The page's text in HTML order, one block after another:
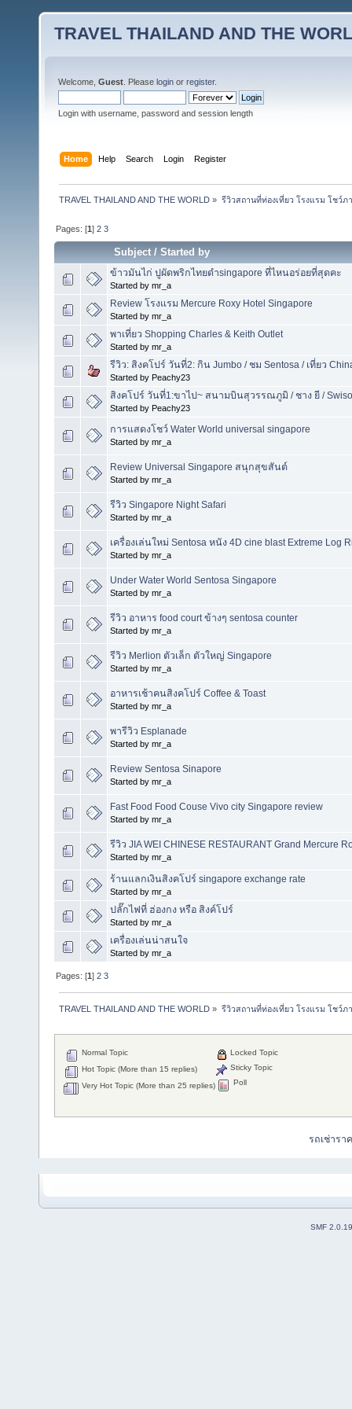
TRAVEL THAILAND AND THE
Welcome, Guest . Please login or register.
Login with username, password and session length
Home Help Search Login Register
TRAVEL THAILAND AND THE WORLD » รีวิวสถานที่ท่องเที่ยว โรงแรม โชว์ภ
Pages: [1]2 3
Subject/Started by
ข้าวมันไก่ ปูผัดพริกไทยดำsingapore ที่ไหนอร่อยที่สุดคะ
Started by mr_a
Review โรงแรม Mercure Roxy Hotel Singapore
Started by mr_a
พาเที่ยว Shopping Charles & Keith Outlet
Started by mr_a
รีวิว: สิงคโปร์ วันที่2: กิน Jumbo / ชม Sentosa / เที่ยว
Started by Peachy23
สิงคโปร์ วันที่1:ขาไป~ สนามบินสุวรรณภูมิ / ชาง ยี /
Started by Peachy23
การแสดงโชว์ Water World universal singapore
Started by mr_a
Review Universal Singapore สนุกสุขสันต์
Started by mr_a
รีวิว Singapore Night Safari
Started by mr_a
เครื่องเล่นใหม่ Sentosa หนัง 4D cine blast Extreme Log
Started by mr_a
Under Water World Sentosa Singapore
Started by mr_a
รีวิว อาหาร food court ข้างๆ sentosa counter
Started by mr_a
รีวิว Merlion ตัวเล็ก ตัวใหญ่ Singapore
Started by mr_a
อาหารเช้าคนสิงคโปร์ Coffee & Toast
Started by mr_a
พารีวิว Esplanade
Started by mr_a
Review Sentosa Sinapore
Started by mr_a
Fast Food Food Couse Vivo city Singapore review
Started by mr_a
รีวิว JIA WEI CHINESE RESTAURANT Grand Mercure
Started by mr_a
ร้านแลกเงินสิงคโปร์ singapore exchange rate
Started by mr_a
ปลั๊กไฟที่ ฮ่องกง หรือ สิงค์โปร์
Started by mr_a
เครื่องเล่นน่าสนใจ
Started by mr_a
Pages: [1]2 3
TRAVEL THAILAND AND THE WORLD » รีวิวสถานที่ท่องเที่ยว โรงแรม โชว์ภ
Normal Topic
Hot Topic (More than 15 replies)
Very Hot Topic (More than 25 replies)
Locked Topic
Sticky Topic
Poll
รถเช่าร
SMF 2.0.19